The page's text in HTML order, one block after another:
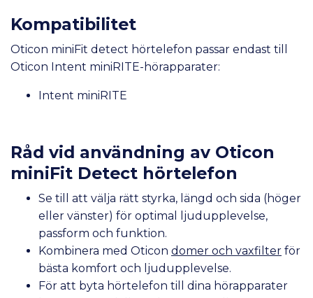
Kompatibilitet
Oticon miniFit detect hörtelefon passar endast till
Oticon Intent miniRITE-hörapparater:
Intent miniRITE
Råd vid användning av Oticon
miniFit Detect hörtelefon
Se till att välja rätt styrka, längd och sida (höger
eller vänster) för optimal ljudupplevelse,
passform och funktion.
Kombinera med Oticon domer och vaxfilter för
bästa komfort och ljudupplevelse.
För att byta hörtelefon till dina hörapparater